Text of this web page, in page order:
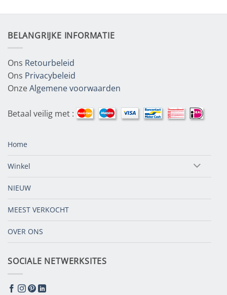
BELANGRIJKE INFORMATIE
Ons Retourbeleid
Ons Privacybeleid
OnzeAlgemene voorwaarden
Betaal veilig met :
Home
Winkel
NIEUW
MEEST VERKOCHT
OVER ONS
SOCIALE NETWERKSITES